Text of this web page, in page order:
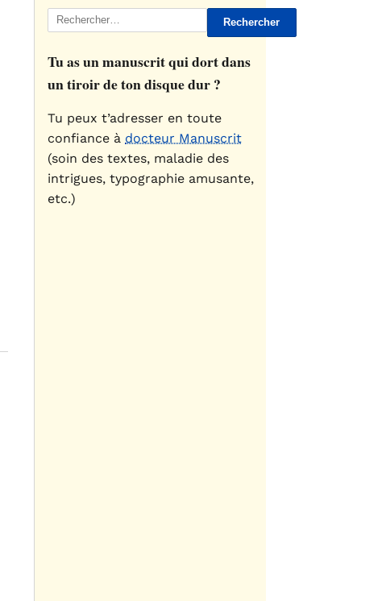
Rechercher :
Tu as un manuscrit qui dort dans
un tiroir de ton disque dur ?
Tu peux t’adresser en toute
confiance à docteur Manuscrit
(soin des textes, maladie des
intrigues, typographie amusante,
etc.)